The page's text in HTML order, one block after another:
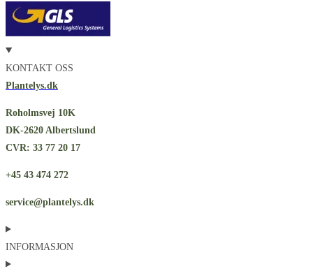
KONTAKT OSS
Plantelys.dk
Roholmsvej 10K
DK-2620 Albertslund
CVR: 33 77 20 17
+45 43 474 272
service@plantelys.dk
INFORMASJON